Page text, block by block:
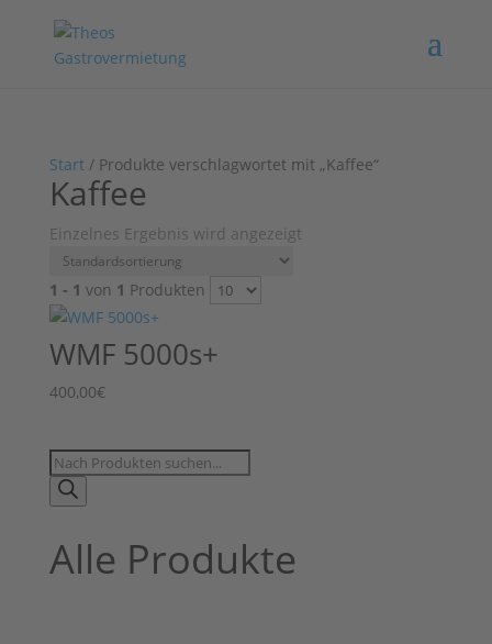
Start/ Produkte verschlagwortet mit „Kaffee“
Kaffee
Einzelnes Ergebnis wird angezeigt
1 - 1 von 1 Produkten
WMF 5000s+
400,00€
Products
search
Alle Produkte